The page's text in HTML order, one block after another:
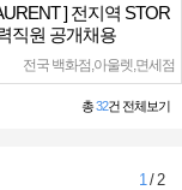
] 전지역 STOR
직원 공개채용
전국 백화점,아울렛,면세점
총32건 전체보기
1/ 2